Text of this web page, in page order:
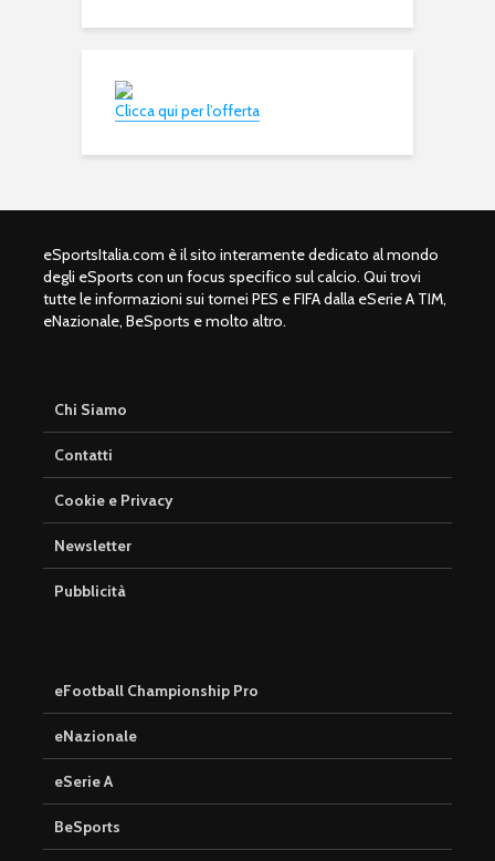
Clicca qui per l’offerta
eSportsItalia.com è il sito interamente dedicato al mondo
degli eSports con un focus specifico sul calcio. Qui trovi
tutte le informazioni sui tornei PES e FIFA dalla eSerie A TIM,
eNazionale, BeSports e molto altro.
Chi Siamo
Contatti
Cookie e Privacy
Newsletter
Pubblicità
eFootball Championship Pro
eNazionale
eSerie A
BeSports